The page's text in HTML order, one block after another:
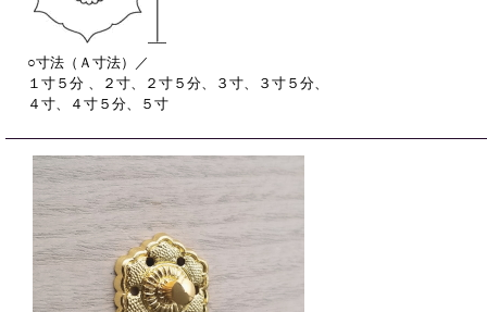
○寸法（Ａ寸法）／
１寸５分 、２寸、２寸５分、３寸、３寸５分、
４寸、４寸５分、５寸